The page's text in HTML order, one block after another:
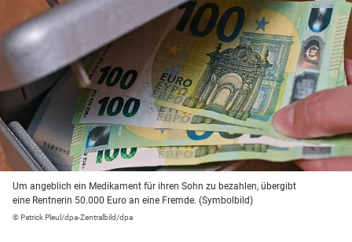
Um angeblich ein Medikament für ihren Sohn zu bezahlen, übergibt
eine Rentnerin 50.000 Euro an eine Fremde. (Symbolbild)
© Patrick Pleul/dpa-Zentralbild/dpa